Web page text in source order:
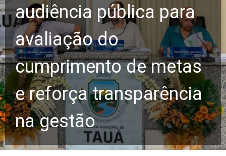
audiência pública para
avaliação do
cumprimento de metas
e reforça transparência
na gestão